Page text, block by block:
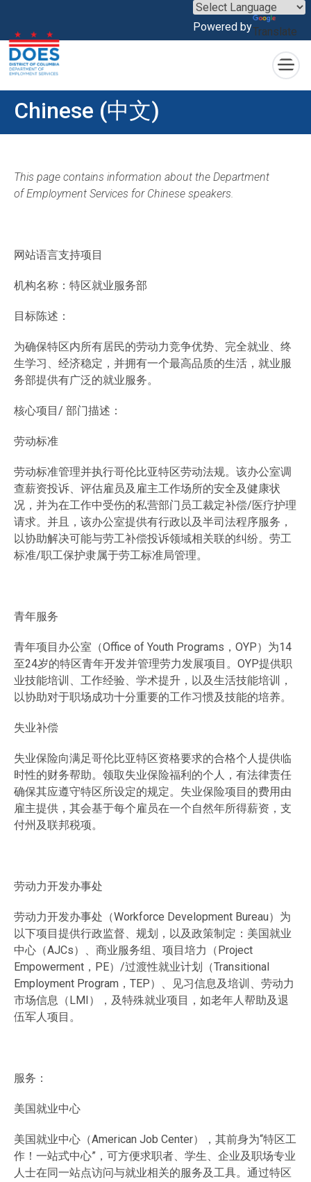
Skip to main content
Powered byTranslate
×
Chinese (中文)
This page contains information about the Department
of Employment Services for Chinese speakers.
网站语言支持项目
机构名称：特区就业服务部
目标陈述：
为确保特区内所有居民的劳动力竞争优势、完全就业、终
生学习、经济稳定，并拥有一个最高品质的生活，就业服
务部提供有广泛的就业服务。
核心项目/ 部门描述：
劳动标准
劳动标准管理并执行哥伦比亚特区劳动法规。该办公室调
查薪资投诉、评估雇员及雇主工作场所的安全及健康状
况，并为在工作中受伤的私营部门员工裁定补偿/医疗护理
请求。并且，该办公室提供有行政以及半司法程序服务，
以协助解决可能与劳工补偿投诉领域相关联的纠纷。劳工
标准/职工保护隶属于劳工标准局管理。
青年服务
青年项目办公室（Office of Youth Programs，OYP）为14
至24岁的特区青年开发并管理劳力发展项目。OYP提供职
业技能培训、工作经验、学术提升，以及生活技能培训，
以协助对于职场成功十分重要的工作习惯及技能的培养。
失业补偿
失业保险向满足哥伦比亚特区资格要求的合格个人提供临
时性的财务帮助。领取失业保险福利的个人，有法律责任
确保其应遵守特区所设定的规定。失业保险项目的费用由
雇主提供，其会基于每个雇员在一个自然年所得薪资，支
付州及联邦税项。
劳动力开发办事处
劳动力开发办事处（Workforce Development Bureau）为
以下项目提供行政监督、规划，以及政策制定：美国就业
中心（AJCs）、商业服务组、项目培力（Project
Empowerment，PE）/过渡性就业计划（Transitional
Employment Program，TEP）、见习信息及培训、劳动力
市场信息（LMI），及特殊就业项目，如老年人帮助及退
伍军人项目。
服务：
美国就业中心
美国就业中心（American Job Center），其前身为“特区工
作！一站式中心”，可方便求职者、学生、企业及职场专业
人士在同一站点访问与就业相关的服务及工具。通过特区